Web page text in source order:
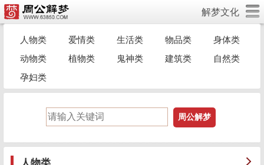
解梦文化
人物类 爱情类 生活类 物品类
身体类
动物类
植物类 鬼神类 建筑类
自然类
孕妇类
人物类